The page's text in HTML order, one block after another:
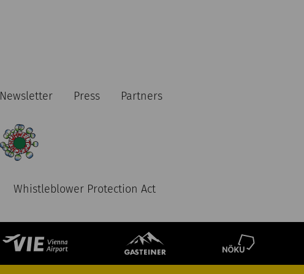
Newsletter Press Partners
Whistleblower Protection Act